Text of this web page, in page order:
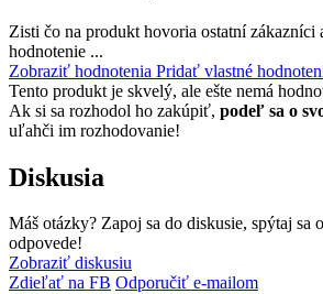
Zisti čo na produkt hovoria ostatní zákazníci
hodnotenie ...
Zobraziť hodnotenia Pridať vlastné
Tento produkt je skvelý, ale ešte nemá
Ak si sa rozhodol ho zakúpiť, podeľ sa o
uľahči im rozhodovanie!
Diskusia
Máš otázky? Zapoj sa do diskusie, spýtaj sa
odpovede!
Zobraziť diskusiu
Zdieľať na FB Odporučiť e-mailom